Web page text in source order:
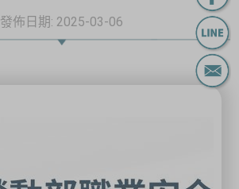
發佈日期: 2025-03-06